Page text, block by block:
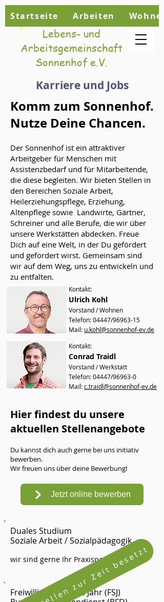
Lebens- und
Arbeitsgemeinschaft
Sonnenhof e.V.
Startseite Arbeiten Wohnen
Karriere und Jobs
Komm zum Sonnenhof.
Nutze Deine Chancen.
Der Sonnenhof ist ein attraktiver
Arbeitgeber für Menschen mit
Assistenzbedarf und für Mitarbeitende,
die diese begleiten. Wir bieten Stellen in
den Bereichen Soziale Arbeit,
Heilerziehungspflege, Erziehung,
Altenpflege sowie Landwirte, Gärtner,
Schreiner und alle Berufe, die wir über
unsere Werkstätten abdecken. Freue
Dich auf eine Welt, in der Du gefördert
und gefordert wirst. Gemeinsam sind
wir auf dem Weg, uns zu entwickeln und
zu entfalten.
Kontakt:
Ulrich Kohl
Vorstand / Wohnen
Telefon: 04447/96963-15
Mail: u.kohl@sonnenhof-ev.de
Kontakt:
Conrad Traidl
Vorstand / Werkstatt
Telefon: 04447/96963-0
Mail:c.traidl@sonnenhof-ev.de
Hier findest du unsere
aktuellen Stellenangebote
Du kannst dich auch gerne bei uns initiativ
bewerben.
Wir freuen uns über deine Bewerbung!
Jetzt online bewerben
Duales Studium
Soziale Arbeit / Sozialpädagogik
wir sind gerne Ihr Praxispartner
Freiwilliges Soziales Jahr (FSJ)
Alle Stellen zur Zeit besetzt